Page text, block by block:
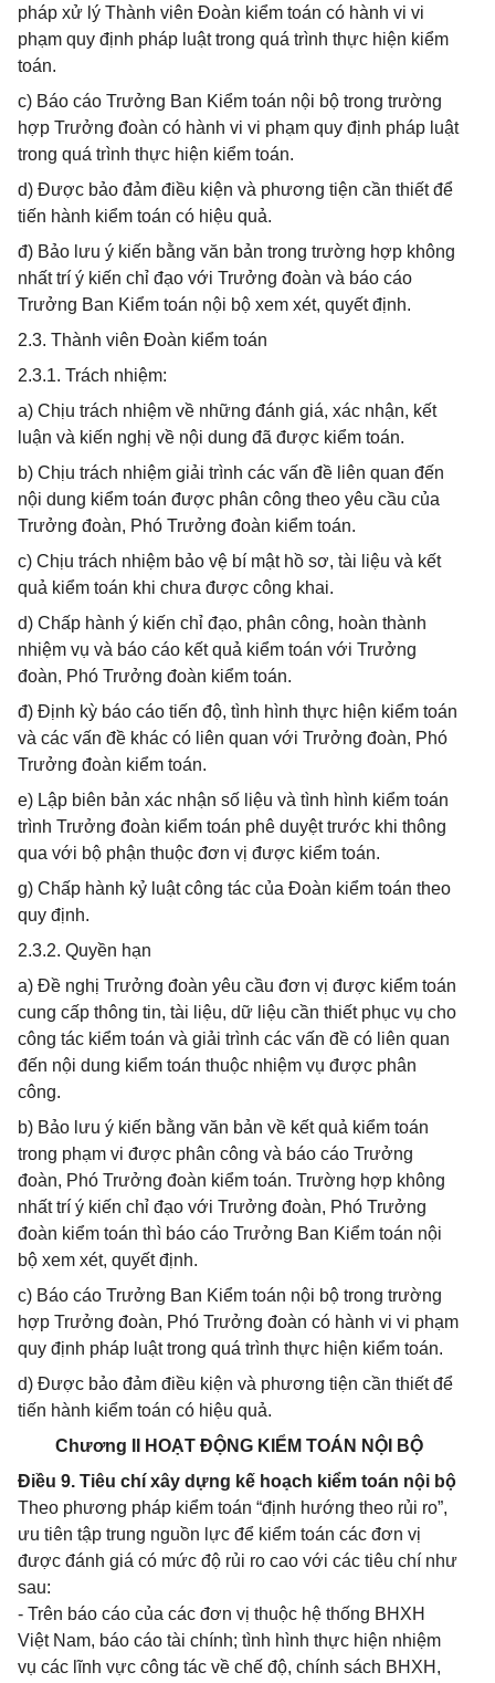
pháp xử lý Thành viên Đoàn kiểm toán có hành vi vi
phạm quy định pháp luật trong quá trình thực hiện kiểm
toán.
c) Báo cáo Trưởng Ban Kiểm toán nội bộ trong trường
hợp Trưởng đoàn có hành vi vi phạm quy định pháp luật
trong quá trình thực hiện kiểm toán.
d) Được bảo đảm điều kiện và phương tiện cần thiết để
tiến hành kiểm toán có hiệu quả.
đ) Bảo lưu ý kiến bằng văn bản trong trường hợp không
nhất trí ý kiến chỉ đạo với Trưởng đoàn và báo cáo
Trưởng Ban Kiểm toán nội bộ xem xét, quyết định.
2.3. Thành viên Đoàn kiểm toán
2.3.1. Trách nhiệm:
a) Chịu trách nhiệm về những đánh giá, xác nhận, kết
luận và kiến nghị về nội dung đã được kiểm toán.
b) Chịu trách nhiệm giải trình các vấn đề liên quan đến
nội dung kiểm toán được phân công theo yêu cầu của
Trưởng đoàn, Phó Trưởng đoàn kiểm toán.
c) Chịu trách nhiệm bảo vệ bí mật hồ sơ, tài liệu và kết
quả kiểm toán khi chưa được công khai.
d) Chấp hành ý kiến chỉ đạo, phân công, hoàn thành
nhiệm vụ và báo cáo kết quả kiểm toán với Trưởng
đoàn, Phó Trưởng đoàn kiểm toán.
đ) Định kỳ báo cáo tiến độ, tình hình thực hiện kiểm toán
và các vấn đề khác có liên quan với Trưởng đoàn, Phó
Trưởng đoàn kiểm toán.
e) Lập biên bản xác nhận số liệu và tình hình kiểm toán
trình Trưởng đoàn kiểm toán phê duyệt trước khi thông
qua với bộ phận thuộc đơn vị được kiểm toán.
g) Chấp hành kỷ luật công tác của Đoàn kiểm toán theo
quy định.
2.3.2. Quyền hạn
a) Đề nghị Trưởng đoàn yêu cầu đơn vị được kiểm toán
cung cấp thông tin, tài liệu, dữ liệu cần thiết phục vụ cho
công tác kiểm toán và giải trình các vấn đề có liên quan
đến nội dung kiểm toán thuộc nhiệm vụ được phân
công.
b) Bảo lưu ý kiến bằng văn bản về kết quả kiểm toán
trong phạm vi được phân công và báo cáo Trưởng
đoàn, Phó Trưởng đoàn kiểm toán. Trường hợp không
nhất trí ý kiến chỉ đạo với Trưởng đoàn, Phó Trưởng
đoàn kiểm toán thì báo cáo Trưởng Ban Kiểm toán nội
bộ xem xét, quyết định.
c) Báo cáo Trưởng Ban Kiểm toán nội bộ trong trường
hợp Trưởng đoàn, Phó Trưởng đoàn có hành vi vi phạm
quy định pháp luật trong quá trình thực hiện kiểm toán.
d) Được bảo đảm điều kiện và phương tiện cần thiết để
tiến hành kiểm toán có hiệu quả.
Chương II HOẠT ĐỘNG KIỂM TOÁN NỘI BỘ
Điều 9. Tiêu chí xây dựng kế hoạch kiểm toán nội bộ
Theo phương pháp kiểm toán “định hướng theo rủi ro”,
ưu tiên tập trung nguồn lực để kiểm toán các đơn vị
được đánh giá có mức độ rủi ro cao với các tiêu chí như
sau:
- Trên báo cáo của các đơn vị thuộc hệ thống BHXH
Việt Nam, báo cáo tài chính; tình hình thực hiện nhiệm
vụ các lĩnh vực công tác về chế độ, chính sách BHXH,